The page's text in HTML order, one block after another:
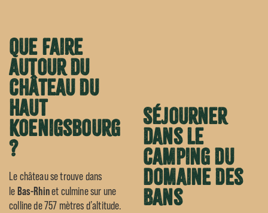
Que faire
autour du
château du
Haut
Koenigsbourg
?
Le château se trouve dans
leBas-Rhinet culmine sur une
colline de 757 mètres d’altitude.
Séjourner
dans le
camping du
Domaine des
Bans